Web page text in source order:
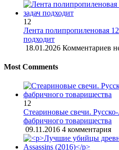
12
Лента полипропиленовая
подходит
18.01.2026 Комментариев
Most Comments
12
Стеариновые свечи.
фабричного товарищества
09.11.2016 4 комментария